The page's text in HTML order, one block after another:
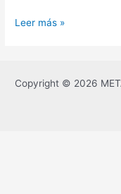
El
jerarquía
Leer más »
Copyright © 2026